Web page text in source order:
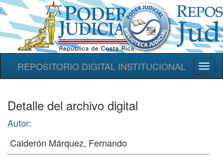
REPOSITORIO DIGITAL INSTITUCIONAL
Detalle del archivo digital
Autor: